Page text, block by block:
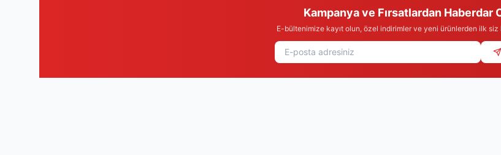
Kampanya ve Fırsatlardan Haberdar
E-bültenimize kayıt olun, özel indirimler ve yeni ürünlerden ilk siz